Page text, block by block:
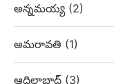
అన్నమయ్య (2)
అమరావతి (1)
ఆదిలాబాద్ (3)